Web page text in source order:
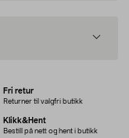
Fri retur
Returner til valgfri butikk
Klikk&Hent
Bestill på nett og hent i butikk